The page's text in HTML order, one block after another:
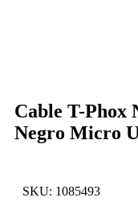
Cable T-Phox
Negro Micro
SKU: 1085493